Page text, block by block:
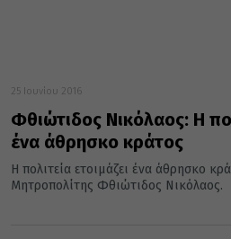
25 Ιουνίου 2016
Φθιώτιδος Νικόλαος: Η
ένα άθρησκο κράτος
Η πολιτεία ετοιμάζει ένα άθρησκο
Μητροπολίτης Φθιώτιδος Νικόλαος.